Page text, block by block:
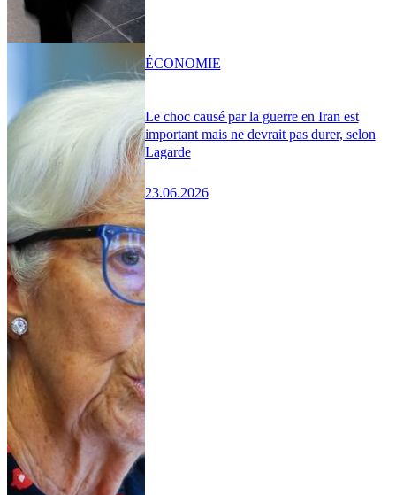
Le choc causé par la guerre en Iran est
important mais ne devrait pas durer, selon
Lagarde
23.06.2026
ÉCONOMIE